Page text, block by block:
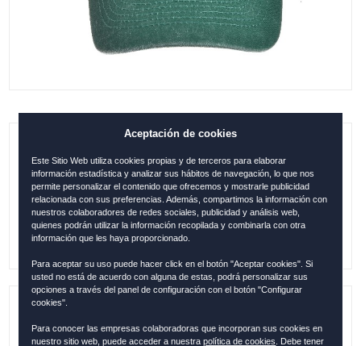
GORRA BARCELONA ORIGINAL VERDE-
MARFIL
0.00€
Aceptación de cookies
Este Sitio Web utiliza cookies propias y de terceros para elaborar
información estadística y analizar sus hábitos de navegación, lo que nos
permite personalizar el contenido que ofrecemos y mostrarle publicidad
relacionada con sus preferencias. Además, compartimos la información con
nuestros colaboradores de redes sociales, publicidad y análisis web,
quienes podrán utilizar la información recopilada y combinarla con otra
información que les haya proporcionado.
Para aceptar su uso puede hacer click en el botón "Aceptar cookies". Si
usted no está de acuerdo con alguna de estas, podrá personalizar sus
opciones a través del panel de configuración con el botón "Configurar
cookies".
Para conocer las empresas colaboradoras que incorporan sus cookies en
nuestro sitio web, puede acceder a nuestrapolítica de cookies
. Debe tener